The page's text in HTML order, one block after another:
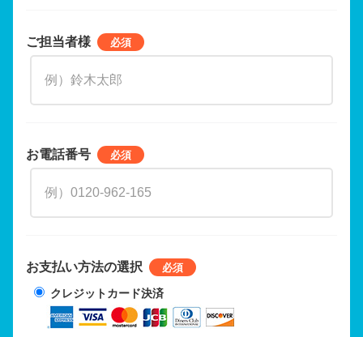
ご担当者様
お電話番号
お支払い方法の選択
クレジットカード決済